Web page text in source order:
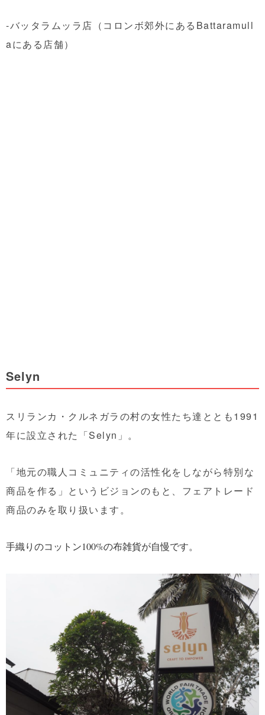
-バッタラムッラ店（コロンボ郊外にあるBattaramull
aにある店舗）
Selyn
スリランカ・クルネガラの村の女性たち達ととも1991
年に設立された「Selyn」。
「地元の職人コミュニティの活性化をしながら特別な
商品を作る」というビジョンのもと、フェアトレード
商品のみを取り扱います。
手織りのコットン100%の布雑貨が自慢です。